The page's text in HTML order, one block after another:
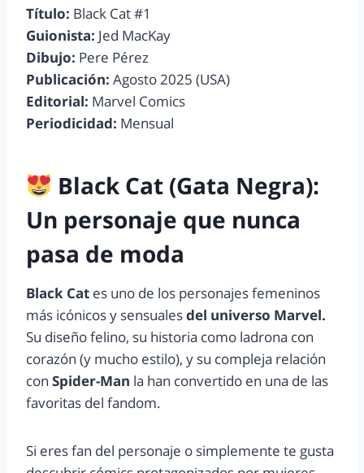
Título: Black Cat #1
Guionista: Jed MacKay
Dibujo: Pere Pérez
Publicación: Agosto 2025 (USA)
Editorial: Marvel Comics
Periodicidad: Mensual
Black Cat (Gata Negra):
Un personaje que nunca
pasa de moda
Black Cat es uno de los personajes femeninos
más icónicos y sensualesdel universo Marvel.
Su diseño felino, su historia como ladrona con
corazón (y mucho estilo), y su compleja relación
con Spider-Man la han convertido en una de las
favoritas del fandom.
Si eres fan del personaje o simplemente te gusta